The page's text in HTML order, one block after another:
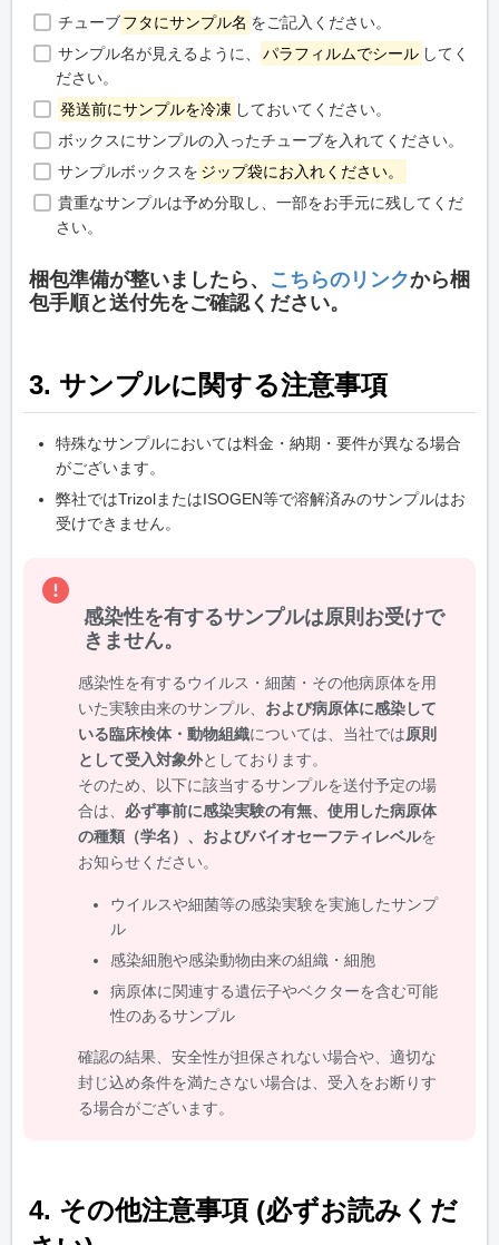
チューブ フタにサンプル名 をご記入ください。
サンプル名が見えるように、
パラフィルムでシール してく
ださい。
発送前にサンプルを冷凍 しておいてください。
ボックスにサンプルの入ったチューブを入れてください。
サンプルボックスを ジップ袋にお入れください。
貴重なサンプルは予め分取し、一部をお手元に残してくだ
さい。
梱包準備が整いましたら、 こちらのリンクから梱
包手順と送付先をご確認ください。
3. サンプルに関する注意事項
特殊なサンプルにおいては料金・納期・要件が異なる場合
がございます。
弊社ではTrizolまたはISOGEN等で溶解済みのサンプルはお
受けできません。
感染性を有するサンプルは原則お受けで
きません。
感染性を有するウイルス・細菌・その他病原体を用
いた実験由来のサンプル、 および病原体に感染して
いる臨床検体・動物組織については、当社では原則
として受入対象外としております。
そのため、以下に該当するサンプルを送付予定の場
合は、 必ず事前に感染実験の有無、使用した病原体
の種類（学名）、およびバイオセーフティレベルを
お知らせください。
ウイルスや細菌等の感染実験を実施したサンプ
ル
感染細胞や感染動物由来の組織・細胞
病原体に関連する遺伝子やベクターを含む可能
性のあるサンプル
確認の結果、安全性が担保されない場合や、適切な
封じ込め条件を満たさない場合は、受入をお断りす
る場合がございます。
4. その他注意事項 (必ずお読みくだ